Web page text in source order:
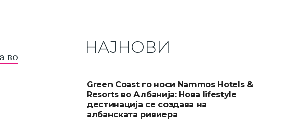
во
НАЈНОВИ
Green Coast го носи Nammos Hotels &
Resorts во Албанија: Нова lifestyle
дестинација се создава на
албанската ривиера